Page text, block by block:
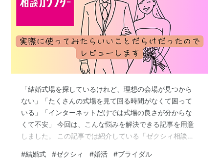
「結婚式場を探しているけれど、理想の会場が見つから
ない」「たくさんの式場を見て回る時間がなくて困って
いる」「インターネットだけでは式場の良さが分からな
くて不安」 今回は、こんな悩みを解決できる記事を用意
しました。 この記事では紹介している「ゼクシィ相談カ
#結婚式 #ゼクシィ #婚活 #ブライダル